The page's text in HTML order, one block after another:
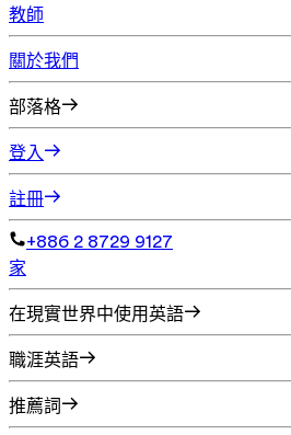
教師
關於我們
部落格
登入
註冊
+886 2 8729 9127
家
在現實世界中使用英語
職涯英語
推薦詞